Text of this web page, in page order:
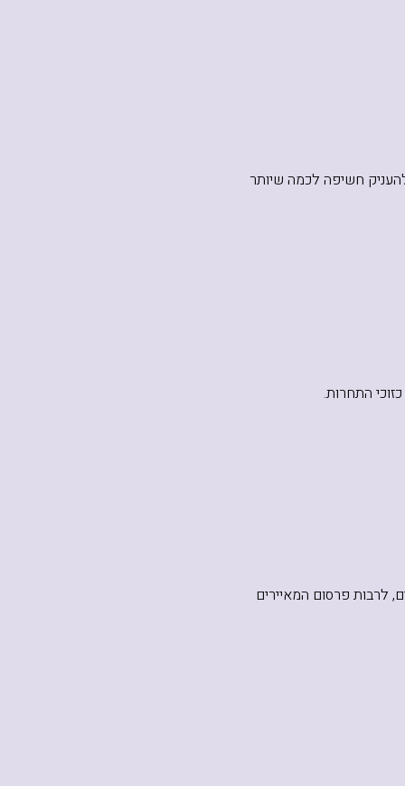
חשיפה לכמה שיותר
התחרות.
לרבות פרסום המאיירים